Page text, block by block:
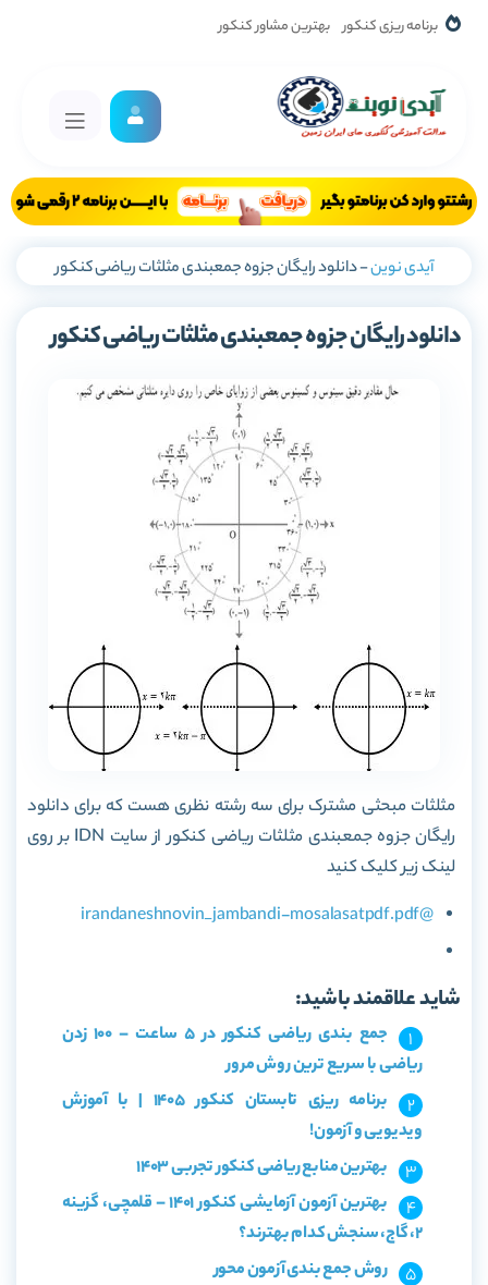
برنامه ریزی کنکور بهترین مشاور کنکور
آیدی نوین-دانلود رایگان جزوه جمعبندی مثلثات ریاضی کنکور
دانلود رایگان جزوه جمعبندی مثلثات ریاضی کنکور
مثلثات مبحثی مشترک برای سه رشته نظری هست که برای دانلود
رایگان جزوه جمعبندی مثلثات ریاضی کنکور از سایت IDN بر روی
لینک زیر کلیک کنید
@irandaneshnovin_jambandi-mosalasatpdf.pdf
شاید علاقمند باشید:
جمع بندی ریاضی کنکور در 5 ساعت – 100 زدن
ریاضی با سریع ترین روش مرور
برنامه ریزی تابستان کنکور 1405 | با آموزش
ویدیویی و آزمون!
بهترین منابع ریاضی کنکور تجربی 1403
بهترین آزمون آزمایشی کنکور 1401 – قلمچی، گزینه
2، گاج، سنجش کدام بهترند؟
روش جمع بندی آزمون محور